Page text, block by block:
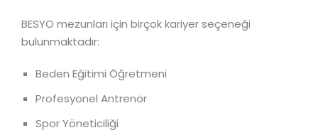
BESYO mezunları için birçok kariyer seçeneği
bulunmaktadır:
Beden Eğitimi Öğretmeni
Profesyonel Antrenör
Spor Yöneticiliği